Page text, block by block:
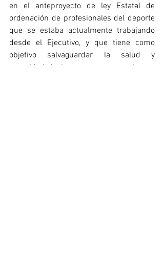
en el anteproyecto de ley Estatal de
ordenación de profesionales del deporte
que se estaba actualmente trabajando
desde el Ejecutivo, y que tiene como
objetivo salvaguardar la salud y
seguridad de las personas usuarias en